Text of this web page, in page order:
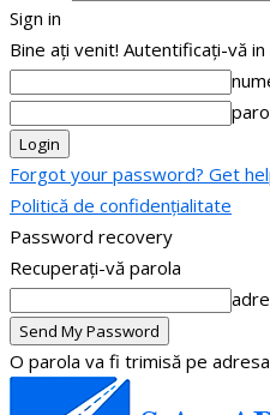
Sign in
Bine ați venit! Autentificați-vă
Forgot your password? Get
Politică de confidențialitate
Password recovery
Recuperați-vă parola
O parola va fi trimisă pe